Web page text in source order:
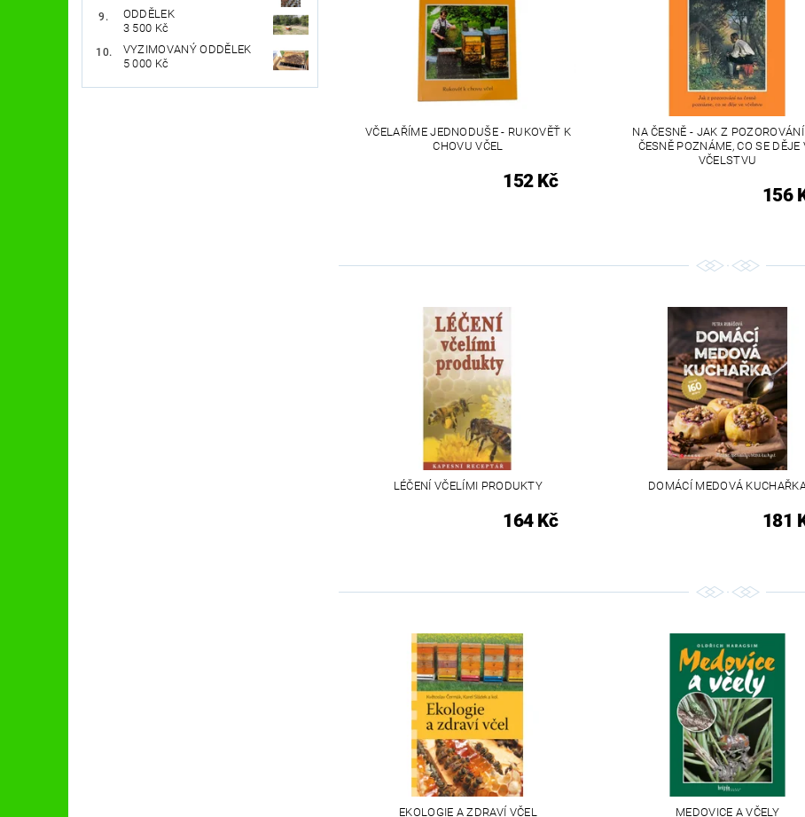
ODDĚLEK
3 500 Kč
VYZIMOVANÝ ODDĚLEK
5 000 Kč
VČELAŘÍME JEDNODUŠE - RUKOVĚŤ K
CHOVU VČEL
152 Kč
NA ČESNĚ - JAK Z
ČESNĚ POZNÁME, CO SE DĚJE
VČELSTVU
156
LÉČENÍ VČELÍMI PRODUKTY
164 Kč
DOMÁCÍ MEDOVÁ
181
EKOLOGIE A ZDRAVÍ VČEL MEDOVICE A VČELY